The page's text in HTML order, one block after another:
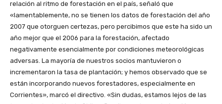
relación al ritmo de forestación en el país, señaló que
«lamentablemente, no se tienen los datos de forestación del año
2007 que otorguen certezas, pero percibimos que este ha sido un
año mejor que el 2006 para la forestación, afectado
negativamente esencialmente por condiciones meteorológicas
adversas. La mayoría de nuestros socios mantuvieron o
incrementaron la tasa de plantación; y hemos observado que se
están incorporando nuevos forestadores, especialmente en
Corrientes», marcó el directivo. «Sin dudas, estamos lejos de las